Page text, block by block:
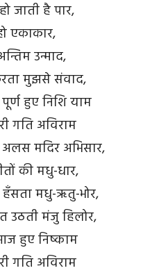
जाती है पार,
एकाकार,
उन्माद,
मुझसे संवाद,
हुए निशि याम
गति अविराम
मदिर अभिसार,
की मधु-धार,
मधु-ऋतु-भोर,
उठती मंजु हिलोर,
हुए निष्काम
गति अविराम